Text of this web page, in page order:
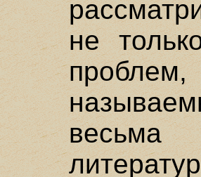
не
весьма